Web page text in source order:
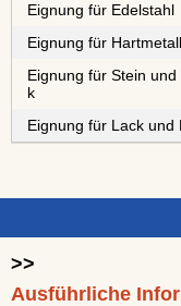
Eignung für Edelstahl
Eignung für Hartmetall
Eignung für Stein und
k
Eignung für Lack und
>>
Ausführliche